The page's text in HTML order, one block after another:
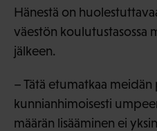
Hänestä on
väestön koulutustasossa
jälkeen.
– Tätä etumatkaa meidän
kunnianhimoisesti
määrän lisääminen ei